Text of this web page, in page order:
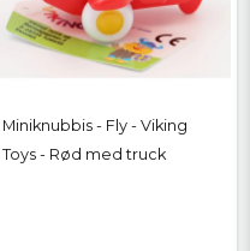
Miniknubbis - Fly - Viking
Toys - Rød med truck